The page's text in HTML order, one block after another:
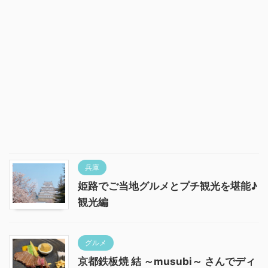
兵庫
姫路でご当地グルメとプチ観光を堪能♪
観光編
グルメ
京都鉄板焼 結 ～musubi～ さんでディ